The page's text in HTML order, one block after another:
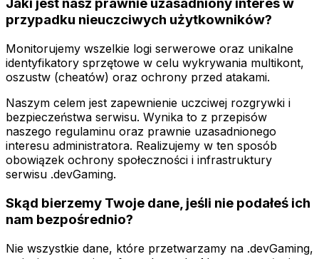
Jaki jest nasz prawnie uzasadniony interes w
przypadku nieuczciwych użytkowników?
Monitorujemy wszelkie logi serwerowe oraz unikalne
identyfikatory sprzętowe w celu wykrywania multikont,
oszustw (cheatów) oraz ochrony przed atakami.
Naszym celem jest zapewnienie uczciwej rozgrywki i
bezpieczeństwa serwisu. Wynika to z przepisów
naszego regulaminu oraz prawnie uzasadnionego
interesu administratora. Realizujemy w ten sposób
obowiązek ochrony społeczności i infrastruktury
serwisu .devGaming.
Skąd bierzemy Twoje dane, jeśli nie podałeś ich
nam bezpośrednio?
Nie wszystkie dane, które przetwarzamy na .devGaming,